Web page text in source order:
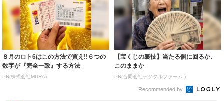
８月のロト6はこの方法で買え!!６つの
数字が『完全一致』する方法
PR(株式会社MURA)
【宝くじの裏技】当たる側に回るか、
このままか
PR(合同会社デジタルファーム )
Recommended by